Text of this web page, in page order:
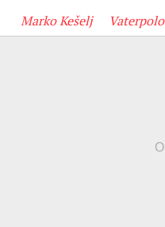
Marko Kešelj
Vaterpolo